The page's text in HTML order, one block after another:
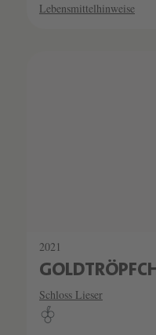
Lebensmittelhinweise
2021
Schloss Lieser